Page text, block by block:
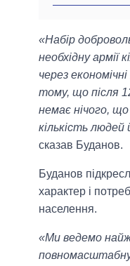
«Набір
необхідну армії
через
тому, що після
немає нічого,
кількість
сказав Буданов.
Буданов
характер і
населення.
«Ми ведемо